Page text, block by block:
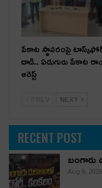
పేకాట స్థావరంపై
దాడి.. ఏడుగురు పేకాట
అరెస్ట్
NEXT
RECENT POST
Aug 9, 2026